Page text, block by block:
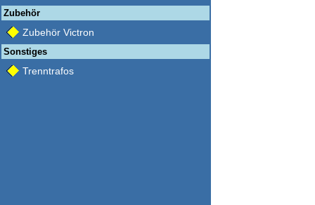
Zubehör
Zubehör Victron
Sonstiges
Trenntrafos